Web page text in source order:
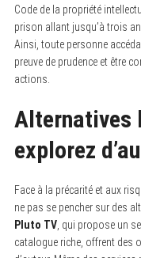
Code de la propriété
prison allant jusqu’à trois
Ainsi, toute personne
preuve de prudence et être
actions.
Alternatives
explorez
Face à la précarité et aux
ne pas se pencher sur des
Pluto TV, qui propose un
catalogue riche, offrent des